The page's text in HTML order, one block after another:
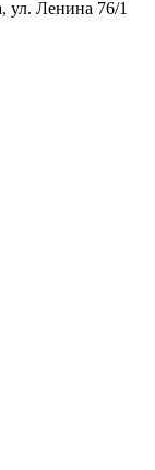
ул. Ленина 76/1